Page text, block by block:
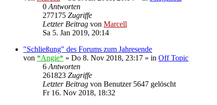
0 Antworten
277175 Zugriffe
Letzter Beitrag von Marcell
Sa 5. Jan 2019, 20:14
"Schließung" des Forums zum Jahresende
von *Angie* » Do 8. Nov 2018, 23:17 » in Off Topic
6 Antworten
261823 Zugriffe
Letzter Beitrag von Benutzer 5647 gelöscht
Fr 16. Nov 2018, 18:32